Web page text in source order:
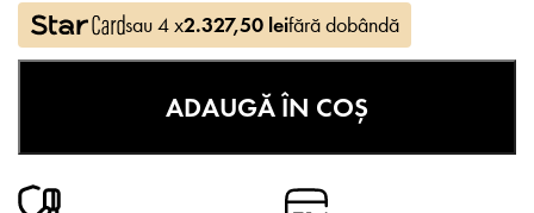
sau 4 x2.327,50 leifără dobândă
ADAUGĂ ÎN COȘ